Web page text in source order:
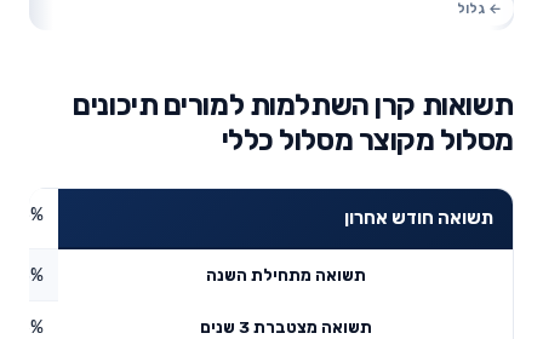
תשואות קרן השתלמות למורים תיכונים
מסלול מקוצר מסלול כללי
תשואה חודש אחרון
תשואה מתחילת השנה
תשואה מצטברת 3 שנים